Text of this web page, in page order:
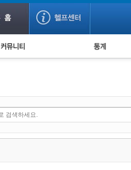
사기 예방했어요!
사기방지 아이디어
신종사기 주의 정보
금융사기 관련 영상
누적 피해사례